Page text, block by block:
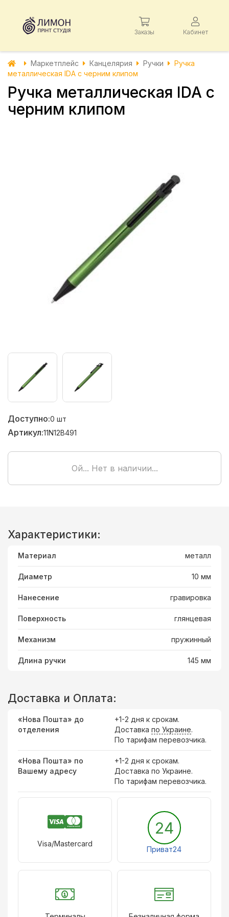
Заказы Кабинет
Маркетплейс Канцелярия Ручки
Ручка
металлическая IDA с черним клипом
Ручка металлическая IDA с
черним клипом
Доступно:0 шт
Артикул:11N12B491
Ой... Нет в наличии...
Характеристики:
Материал металл
Диаметр 10 мм
Нанесение гравировка
Поверхность глянцевая
Механизм пружинный
Длина ручки 145 мм
Доставка и Оплата:
«Нова Пошта» до
отделения
+1-2 дня к срокам.
Доставка по Украине.
По тарифам перевозчика.
«Нова Пошта» по
Вашему адресу
+1-2 дня к срокам.
Доставка по Украине.
По тарифам перевозчика.
Visa/Mastercard
24
Приват24